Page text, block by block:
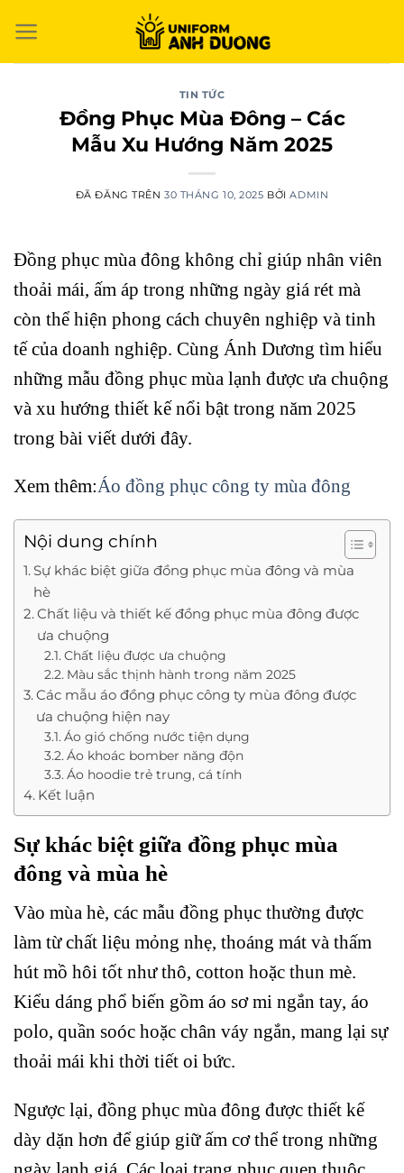
đến
TIN TỨC
Đồng Phục Mùa Đông – Các
Mẫu Xu Hướng Năm 2025
ĐÃ ĐĂNG TRÊN30 THÁNG 10, 2025 BỞIADMIN
Đồng phục mùa đông không chỉ giúp nhân viên
thoải mái, ấm áp trong những ngày giá rét mà
còn thể hiện phong cách chuyên nghiệp và tinh
tế của doanh nghiệp. Cùng Ánh Dương tìm hiểu
những mẫu đồng phục mùa lạnh được ưa chuộng
và xu hướng thiết kế nổi bật trong năm 2025
trong bài viết dưới đây.
Xem thêm:Áo đồng phục công ty mùa đông
Nội dung chính
Sự khác biệt giữa đồng phục mùa đông và mùa
hè
Chất liệu và thiết kế đồng phục mùa đông được
ưa chuộng
Chất liệu được ưa chuộng
Màu sắc thịnh hành trong năm 2025
Các mẫu áo đồng phục công ty mùa đông được
ưa chuộng hiện nay
Áo gió chống nước tiện dụng
Áo khoác bomber năng độn
Áo hoodie trẻ trung, cá tính
Kết luận
Sự khác biệt giữa đồng phục mùa
đông và mùa hè
Vào mùa hè, các mẫu đồng phục thường được
làm từ chất liệu mỏng nhẹ, thoáng mát và thấm
hút mồ hôi tốt như thô, cotton hoặc thun mè.
Kiểu dáng phổ biến gồm áo sơ mi ngắn tay, áo
polo, quần soóc hoặc chân váy ngắn, mang lại sự
thoải mái khi thời tiết oi bức.
Ngược lại, đồng phục mùa đông được thiết kế
dày dặn hơn để giúp giữ ấm cơ thể trong những
ngày lạnh giá. Các loại trang phục quen thuộc